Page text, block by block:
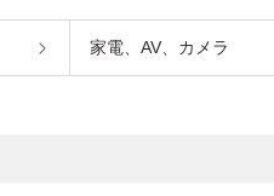
家電、AV、カメラ